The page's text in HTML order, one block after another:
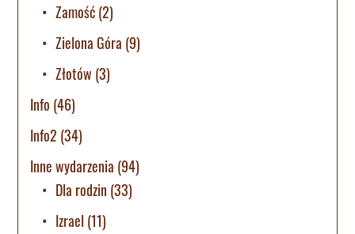
Zamość(2)
Zielona Góra (9)
Złotów (3)
Info (46)
Info2 (34)
Inne wydarzenia (94)
Dla rodzin (33)
Izrael (11)